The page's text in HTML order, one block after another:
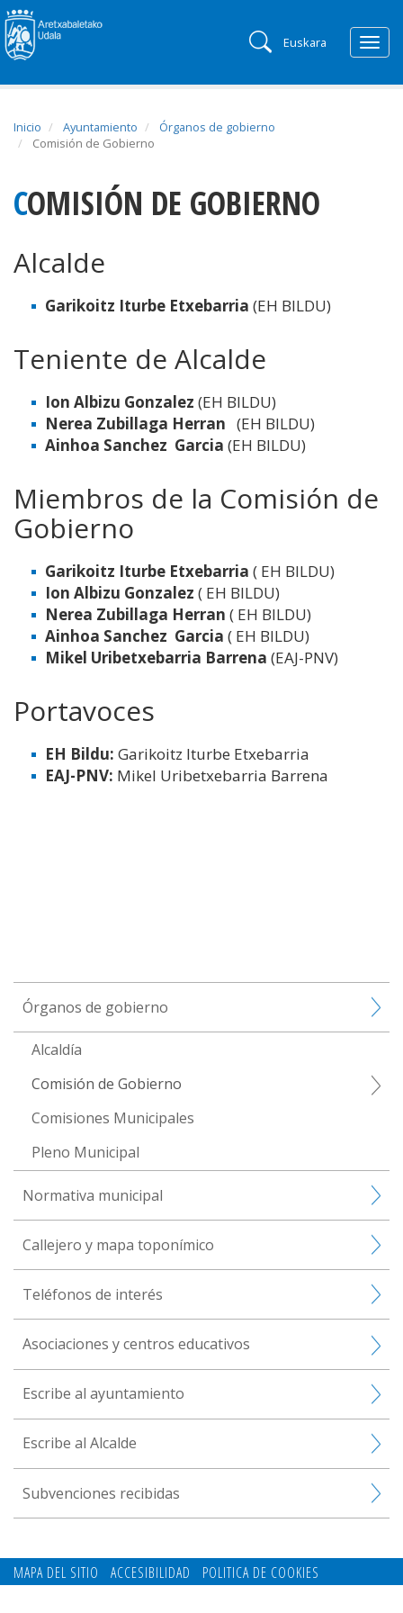
Euskara
Inicio Ayuntamiento
Órganos de gobierno
Comisión de Gobierno
COMISIÓN DE GOBIERNO
Alcalde
Garikoitz Iturbe Etxebarria (EH BILDU)
Teniente de Alcalde
Ion Albizu Gonzalez (EH BILDU)
Nerea Zubillaga Herran (EH BILDU)
Ainhoa Sanchez Garcia (EH BILDU)
Miembros de la Comisión de
Gobierno
Garikoitz Iturbe Etxebarria ( EH BILDU)
Ion Albizu Gonzalez ( EH BILDU)
Nerea Zubillaga Herran ( EH BILDU)
Ainhoa Sanchez Garcia ( EH BILDU)
Mikel Uribetxebarria Barrena (EAJ-PNV)
Portavoces
EH Bildu: Garikoitz Iturbe Etxebarria
EAJ-PNV: Mikel Uribetxebarria Barrena
Órganos de gobierno
Alcaldía
Comisión de Gobierno
Comisiones Municipales
Pleno Municipal
Normativa municipal
Callejero y mapa toponímico
Teléfonos de interés
Asociaciones y centros educativos
Escribe al ayuntamiento
Escribe al Alcalde
Subvenciones recibidas
MAPA DEL SITIO ACCESIBILIDAD
POLITICA DE COOKIES